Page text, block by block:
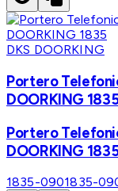
DKS DOORKING
Portero
DOORKING
Portero
DOORKING
1835-0901835-